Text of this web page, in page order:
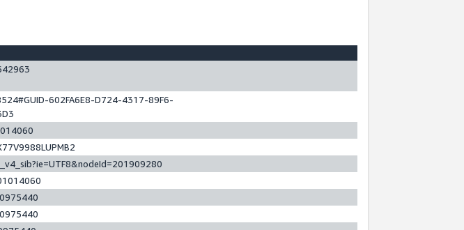
602FA6E8-D724-4317-89F6-